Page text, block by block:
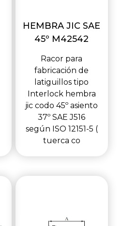
HEMBRA JIC SAE
45º M42542
Racor para
fabricación de
latiguillos tipo
Interlock hembra
jic codo 45º asiento
37º SAE J516
según ISO 12151-5 (
tuerca co